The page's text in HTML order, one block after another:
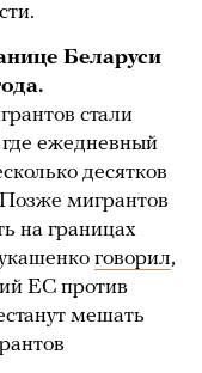
Беларуси
стали
ежедневный
десятков
мигрантов
на границах
говорил,
ЕС против
мешать